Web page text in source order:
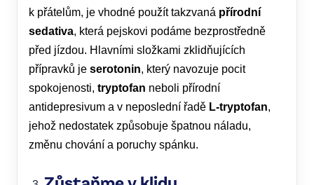
k přátelům, je vhodné použít takzvaná přírodní
sedativa, která pejskovi podáme bezprostředně
před jízdou. Hlavními složkami zklidňujících
přípravků je serotonin, který navozuje pocit
spokojenosti, tryptofan neboli přírodní
antidepresivum a v neposlední řadě L-tryptofan,
jehož nedostatek způsobuje špatnou náladu,
změnu chování a poruchy spánku.